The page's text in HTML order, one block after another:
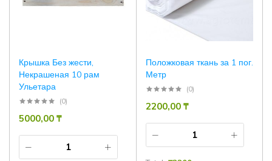
Крышка Без жести,
Некрашеная 10 рам
Ульетара
(0)
5000,00 ₸
Положковая ткань за 1 пог.
Метр
(0)
2200,00 ₸